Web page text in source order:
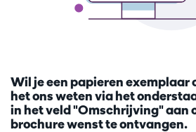
Wil je een papieren exemplaar
het ons weten via het
in het veld "Omschrijving" aan
brochure wenst te ontvangen.